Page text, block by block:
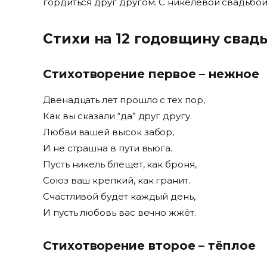
гордиться друг другом. С никелевой
Стихи на 12 годовщину
Стихотворение первое – нежное
Двенадцать лет прошло с тех пор,
Как вы сказали “да” друг другу.
Любви вашей высок забор,
И не страшна в пути вьюга.
Пусть никель блещет, как броня,
Союз ваш крепкий, как гранит.
Счастливой будет каждый день,
И пусть любовь вас вечно жжёт.
Стихотворение второе – тёплое